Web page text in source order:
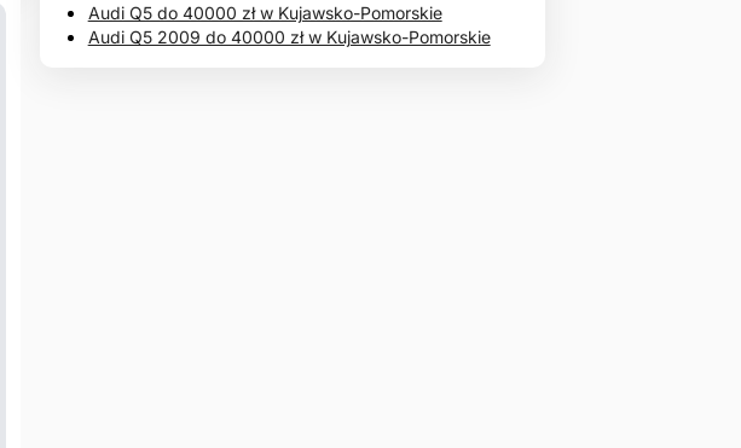
Audi Q5 do 40000 zł w Kujawsko-Pomorskie
Audi Q5 2009 do 40000 zł w Kujawsko-Pomorskie